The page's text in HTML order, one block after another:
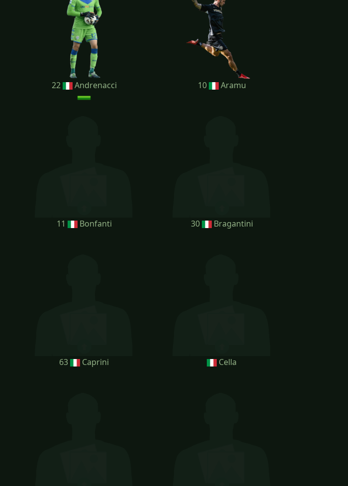
22 Andrenacci 10 Aramu
11 Bonfanti 30 Bragantini
63 Caprini Cella